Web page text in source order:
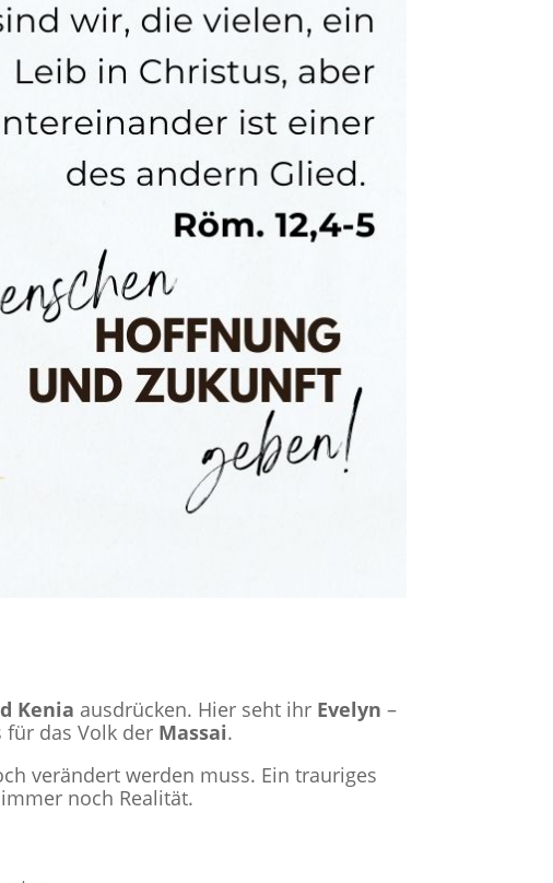
Kenia ausdrücken. Hier seht ihr Evelyn –
das Volk der Massai.
verändert werden muss. Ein trauriges
noch Realität.